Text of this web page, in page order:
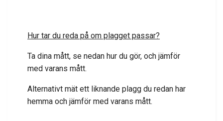
Hur tar du reda på om plagget passar?
Ta dina mått, se nedan hur du gör, och jämför
med varans mått.
Alternativt mät ett liknande plagg du redan har
hemma och jämför med varans mått.